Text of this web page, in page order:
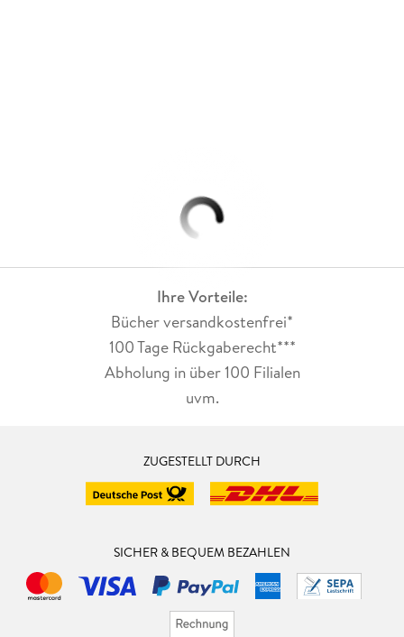
Ihre Vorteile:
Bücher versandkostenfrei*
100 Tage Rückgaberecht***
Abholung in über 100 Filialen
uvm.
ZUGESTELLT DURCH
SICHER & BEQUEM BEZAHLEN